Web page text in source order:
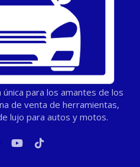
para los amantes de los
de venta de herramientas,
lujo para autos y motos.